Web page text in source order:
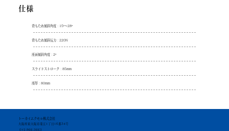
​仕様
背もたれ傾斜角度：15°〜28°
背もたれ傾斜反力：220N
座面傾斜角度：2°
スライドストローク：85mm
座厚：80mm
トーカイエクセル株式会社
大阪府東大阪市菱江1丁目16番34号
072-966-3663